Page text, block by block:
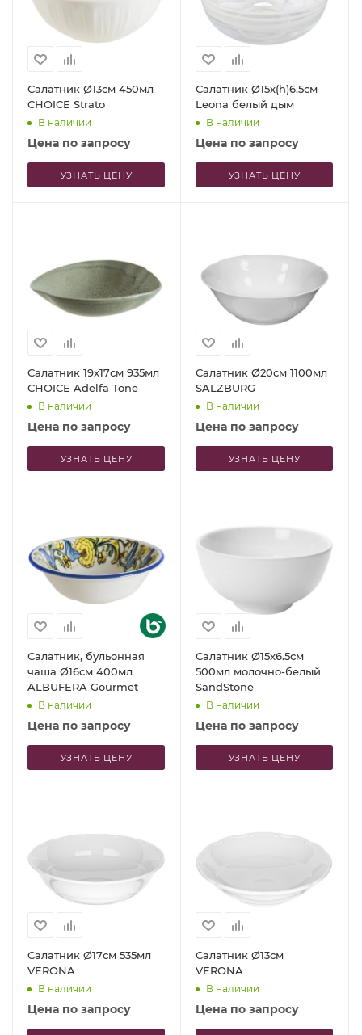
Салатник Ø13см 450мл
CHOICE Strato
В наличии
Цена по запросу
УЗНАТЬ ЦЕНУ
Салатник Ø15x(h)6.5см
Leona белый дым
В наличии
Цена по запросу
УЗНАТЬ ЦЕНУ
Салатник 19x17см 935мл
CHOICE Adelfa Tone
В наличии
Цена по запросу
УЗНАТЬ ЦЕНУ
Салатник Ø20см 1100мл
SALZBURG
В наличии
Цена по запросу
УЗНАТЬ ЦЕНУ
Салатник, бульонная
чаша Ø16см 400мл
ALBUFERA Gourmet
В наличии
Цена по запросу
УЗНАТЬ ЦЕНУ
Салатник Ø15x6.5см
500мл молочно-белый
SandStone
В наличии
Цена по запросу
УЗНАТЬ ЦЕНУ
Салатник Ø17см 535мл
VERONA
В наличии
Цена по запросу
Салатник Ø13см
VERONA
В наличии
Цена по запросу